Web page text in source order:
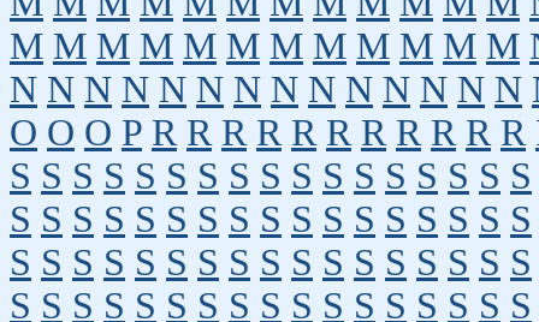
M M M M M M M M M M M M
N N N N N N N N N N N N N N
O O O P R R R R R R R R R R R
S S S S S S S S S S S S S S S S S
S S S S S S S S S S S S S S S S S
S S S S S S S S S S S S S S S S S
S S S S S S S S S S S S S S S S S